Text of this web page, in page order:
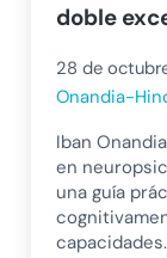
doble
28 de
Onandia-
Iban
en
una guía